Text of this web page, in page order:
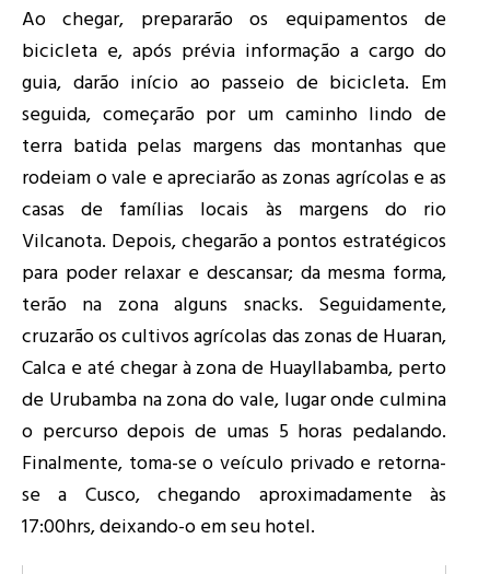
Ao chegar, prepararão os equipamentos de
bicicleta e, após prévia informação a cargo do
guia, darão início ao passeio de bicicleta. Em
seguida, começarão por um caminho lindo de
terra batida pelas margens das montanhas que
rodeiam o vale e apreciarão as zonas agrícolas e as
casas de famílias locais às margens do rio
Vilcanota. Depois, chegarão a pontos estratégicos
para poder relaxar e descansar; da mesma forma,
terão na zona alguns snacks. Seguidamente,
cruzarão os cultivos agrícolas das zonas de Huaran,
Calca e até chegar à zona de Huayllabamba, perto
de Urubamba na zona do vale, lugar onde culmina
o percurso depois de umas 5 horas pedalando.
Finalmente, toma-se o veículo privado e retorna-
se a Cusco, chegando aproximadamente às
17:00hrs, deixando-o em seu hotel.